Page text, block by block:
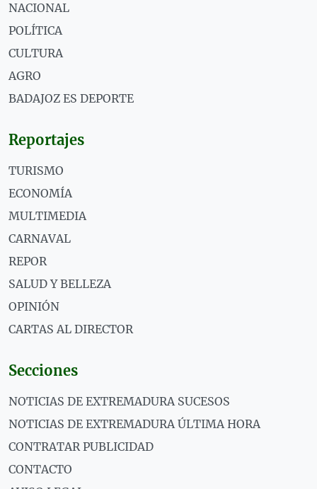
NACIONAL
POLÍTICA
CULTURA
AGRO
BADAJOZ ES DEPORTE
Reportajes
TURISMO
ECONOMÍA
MULTIMEDIA
CARNAVAL
REPOR
SALUD Y BELLEZA
OPINIÓN
CARTAS AL DIRECTOR
Secciones
NOTICIAS DE EXTREMADURA SUCESOS
NOTICIAS DE EXTREMADURA ÚLTIMA HORA
CONTRATAR PUBLICIDAD
CONTACTO